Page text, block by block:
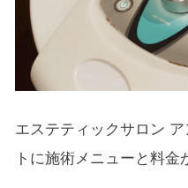
エステティックサロン
トに施術メニューと料金